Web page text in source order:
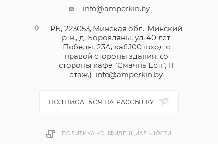
info@amperkin.by
РБ, 223053, Минская обл., Минский
р-н., д. Боровляны, ул. 40 лет
Победы, 23А, каб.100 (вход с
правой стороны здания, со
стороны кафе "Смачна Естi", 11
этаж.) info@amperkin.by
ПОДПИСАТЬСЯ НА РАССЫЛКУ
ПОЛИТИКА КОНФИДЕНЦИАЛЬНОСТИ